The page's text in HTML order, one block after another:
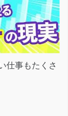
仕事もたくさ